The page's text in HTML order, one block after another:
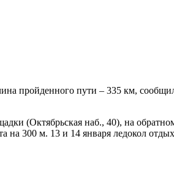
пройденного пути – 335 км,
(Октябрьская наб., 40), на
на 300 м. 13 и 14 января ледокол